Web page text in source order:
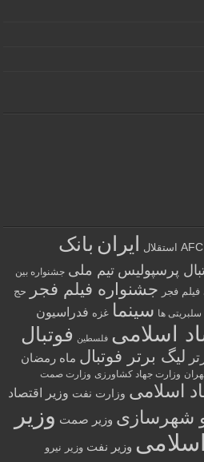
AFC استقلال ایران بانک
پرسپولیس تیم ملی جشنواره بین
فجر جشنواره فیلم فجر
حج
سلبریتی ها سینما غزه فدراسیون
اسلامی فلسطین فوتبال
لیگ برتر فوتبال ماه رمضان
وزارت جهاد کشاورزی وزارت صمت
اسلامی وزارت نفت وزیر اقتصاد
و شهرسازی وزیر صمت وزیر
وزیر نفت وزیر نیرو